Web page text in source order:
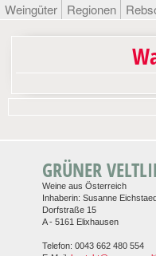
Weingüter
Regionen
GRÜNER
Weine aus Österreich
Inhaberin: Susanne
Dorfstraße 15
A - 5161 Elixhausen
Telefon: 0043 662 480 554